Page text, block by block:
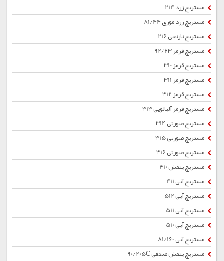
مستربچ زرد 214
مستربچ زرد موزی 81/44
مستربچ نارنجی 216
مستربچ قرمز 92/63
مستربچ قرمز 310
مستربچ قرمز 311
مستربچ قرمز 312
مستربچ قرمز آلبالویی 313
مستربچ صورتی 314
مستربچ صورتی 315
مستربچ صورتی 316
مستربچ بنفش 410
مستربچ آبی 411
مستربچ آبی 512
مستربچ آبی 511
مستربچ آبی 510
مستربچ آبی 81/160
مستربچ بنفش صدفی 90/205C